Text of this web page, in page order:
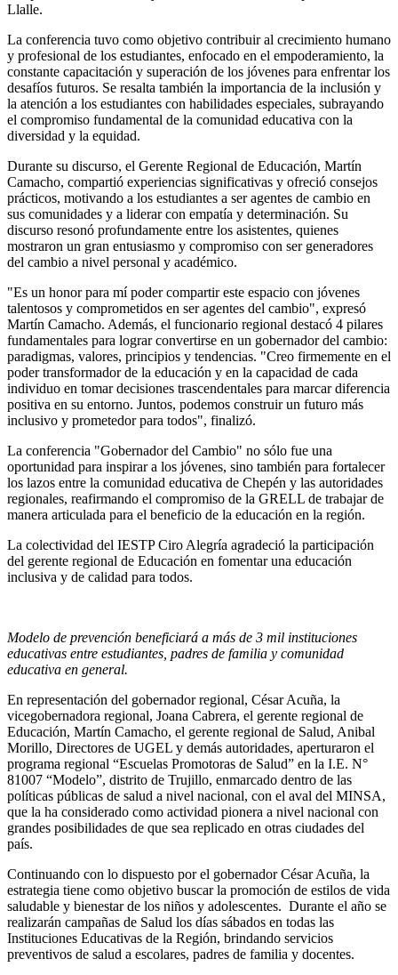
Llalle.
La conferencia tuvo como objetivo contribuir al crecimiento humano
y profesional de los estudiantes, enfocado en el empoderamiento, la
constante capacitación y superación de los jóvenes para enfrentar los
desafíos futuros. Se resalta también la importancia de la inclusión y
la atención a los estudiantes con habilidades especiales, subrayando
el compromiso fundamental de la comunidad educativa con la
diversidad y la equidad.
Durante su discurso, el Gerente Regional de Educación, Martín
Camacho, compartió experiencias significativas y ofreció consejos
prácticos, motivando a los estudiantes a ser agentes de cambio en
sus comunidades y a liderar con empatía y determinación. Su
discurso resonó profundamente entre los asistentes, quienes
mostraron un gran entusiasmo y compromiso con ser generadores
del cambio a nivel personal y académico.
"Es un honor para mí poder compartir este espacio con jóvenes
talentosos y comprometidos en ser agentes del cambio", expresó
Martín Camacho. Además, el funcionario regional destacó 4 pilares
fundamentales para lograr convertirse en un gobernador del cambio:
paradigmas, valores, principios y tendencias. "Creo firmemente en el
poder transformador de la educación y en la capacidad de cada
individuo en tomar decisiones trascendentales para marcar diferencia
positiva en su entorno. Juntos, podemos construir un futuro más
inclusivo y prometedor para todos", finalizó.
La conferencia "Gobernador del Cambio" no sólo fue una
oportunidad para inspirar a los jóvenes, sino también para fortalecer
los lazos entre la comunidad educativa de Chepén y las autoridades
regionales, reafirmando el compromiso de la GRELL de trabajar de
manera articulada para el beneficio de la educación en la región.
La colectividad del IESTP Ciro Alegría agradeció la participación
del gerente regional de Educación en fomentar una educación
inclusiva y de calidad para todos.
Modelo de prevención beneficiará a más de 3 mil instituciones
educativas entre estudiantes, padres de familia y comunidad
educativa en general.
En representación del gobernador regional, César Acuña, la
vicegobernadora regional, Joana Cabrera, el gerente regional de
Educación, Martín Camacho, el gerente regional de Salud, Anibal
Morillo, Directores de UGEL y demás autoridades, aperturaron el
programa regional “Escuelas Promotoras de Salud” en la I.E. N°
81007 “Modelo”, distrito de Trujillo, enmarcado dentro de las
políticas públicas de salud a nivel nacional, con el aval del MINSA,
que la ha considerado como actividad pionera a nivel nacional con
grandes posibilidades de que sea replicado en otras ciudades del
país.
Continuando con lo dispuesto por el gobernador César Acuña, la
estrategia tiene como objetivo buscar la promoción de estilos de vida
saludable y bienestar de los niños y adolescentes. Durante el año se
realizarán campañas de Salud los días sábados en todas las
Instituciones Educativas de la Región, brindando servicios
preventivos de salud a escolares, padres de familia y docentes.